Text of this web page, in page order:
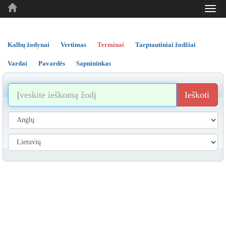
..
..
Kalbų žodynai Vertimas Terminai Tarptautiniai žodžiai
Vardai Pavardės Sapnininkas
Ieškoti